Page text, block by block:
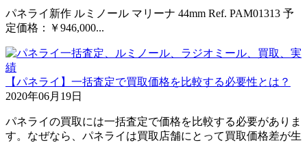
パネライ新作 ルミノール マリーナ 44mm Ref. PAM01313 予
定価格：￥946,000...
【パネライ】一括査定で買取価格を比較する必要性とは？
2020年06月19日
パネライの買取には一括査定で価格を比較する必要がありま
す。なぜなら、パネライは買取店舗にとって買取価格差が生